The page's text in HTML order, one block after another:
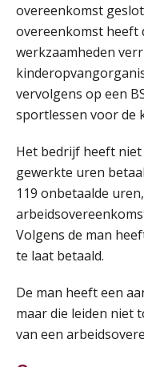
overeenkomst
overeenkomst heeft
werkzaamheden
vervolgens op een
sportlessen voor de
Het bedrijf heeft niet
gewerkte uren
119 onbetaalde
Volgens de man
te laat betaald.
De man heeft een
maar die leiden niet
van een